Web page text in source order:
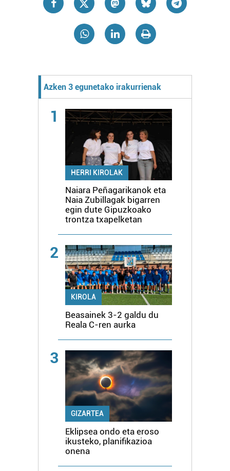
Azken 3 egunetako irakurrienak
1
HERRI KIROLAK
Naiara Peñagarikanok eta
Naia Zubillagak bigarren
egin dute Gipuzkoako
trontza txapelketan
2
KIROLA
Beasainek 3-2 galdu du
Reala C-ren aurka
3
GIZARTEA
Eklipsea ondo eta eroso
ikusteko, planifikazioa
onena